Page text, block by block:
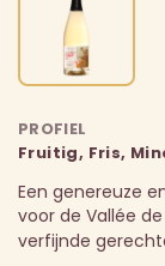
PROFIEL
Fruitig, Fris,
Een genereuze
voor de Vallée
verfijnde